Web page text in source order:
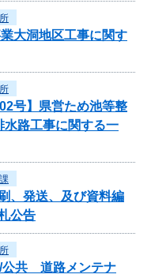
大洞地区工事に関す
号】県営ため池等整
路工事に関する一
、発送、及び資料編
公告
/公共 道路メンテナ